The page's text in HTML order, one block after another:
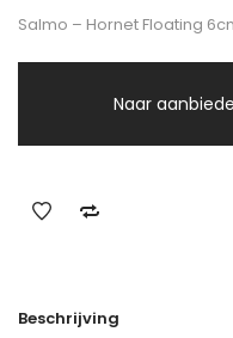
Salmo – Hornet Floating
Naar
Beschrijving